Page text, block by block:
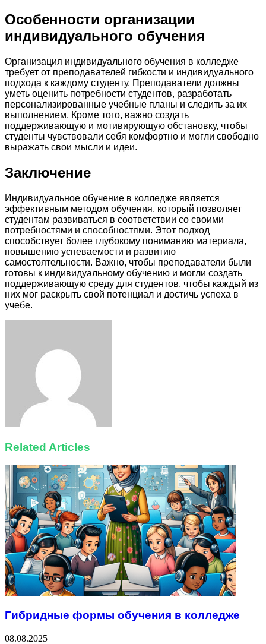
Особенности организации
индивидуального обучения
Организация индивидуального обучения в колледже
требует от преподавателей гибкости и индивидуального
подхода к каждому студенту. Преподаватели должны
уметь оценить потребности студентов, разработать
персонализированные учебные планы и следить за их
выполнением. Кроме того, важно создать
поддерживающую и мотивирующую обстановку, чтобы
студенты чувствовали себя комфортно и могли свободно
выражать свои мысли и идеи.
Заключение
Индивидуальное обучение в колледже является
эффективным методом обучения, который позволяет
студентам развиваться в соответствии со своими
потребностями и способностями. Этот подход
способствует более глубокому пониманию материала,
повышению успеваемости и развитию
самостоятельности. Важно, чтобы преподаватели были
готовы к индивидуальному обучению и могли создать
поддерживающую среду для студентов, чтобы каждый из
них мог раскрыть свой потенциал и достичь успеха в
учебе.
Related Articles
Гибридные формы обучения в колледже
08.08.2025